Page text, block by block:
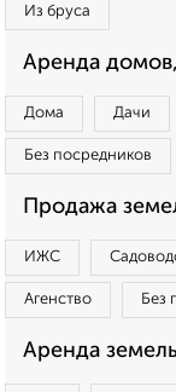
Из бруса
Аренда
Дома Дачи
Без посредников
Продажа
ИЖС
Агенство Без
Аренда